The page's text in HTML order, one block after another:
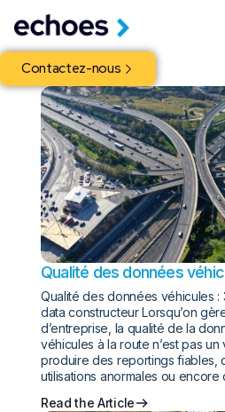
Contactez-nous
Qualité des données
préférer la data
Qualité des données véhicules
data constructeur Lorsqu’on
d’entreprise, la qualité de la
véhicules à la route n’est pas un
produire des reportings fiables,
utilisations anormales ou
Read the Article